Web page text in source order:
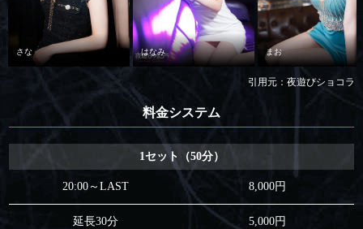
さな はなみ まお
引用元：夜遊びショコラ
料金システム
1セット（50分）
20:00～LAST 8,000円
延長30分 5,000円